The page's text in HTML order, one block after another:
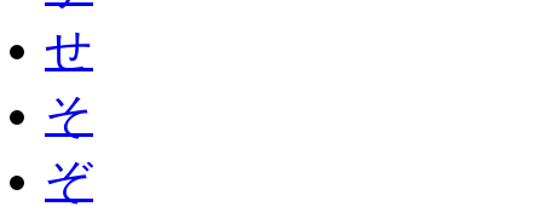
せ
そ
ぞ